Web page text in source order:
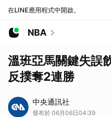
在LINE應用程式中開啟。
NBA
溫班亞馬關鍵失誤
反撲奪2連勝
中央通訊社
發布於 06月06日04:39